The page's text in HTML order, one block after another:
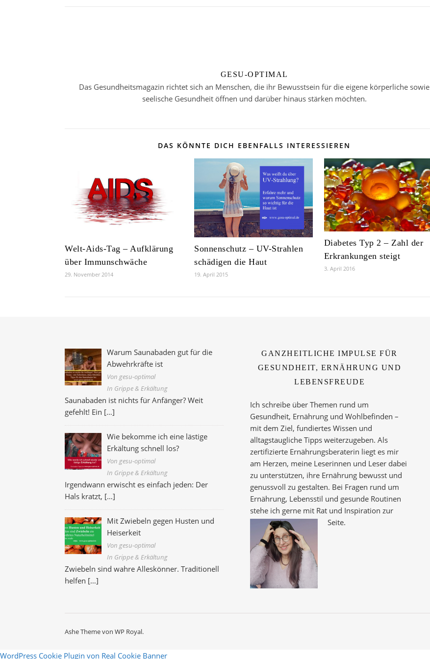
GESU-OPTIMAL
Das Gesundheitsmagazin richtet sich an Menschen, die ihr Bewusstsein für die eigene körperliche sowie
seelische Gesundheit öffnen und darüber hinaus stärken möchten.
DAS KÖNNTE DICH EBENFALLS INTERESSIEREN
Welt-Aids-Tag – Aufklärung
über Immunschwäche
29. November 2014
Sonnenschutz – UV-Strahlen
schädigen die Haut
19. April 2015
Diabetes Typ 2 – Zahl der
Erkrankungen steigt
3. April 2016
Warum Saunabaden gut für die
Abwehrkräfte ist
Von gesu-optimal
In Grippe & Erkältung
Saunabaden ist nichts für Anfänger? Weit
gefehlt! Ein […]
Wie bekomme ich eine lästige
Erkältung schnell los?
Von gesu-optimal
In Grippe & Erkältung
Irgendwann erwischt es einfach jeden: Der
Hals kratzt, […]
Mit Zwiebeln gegen Husten und
Heiserkeit
Von gesu-optimal
In Grippe & Erkältung
Zwiebeln sind wahre Alleskönner. Traditionell
helfen […]
GANZHEITLICHE IMPULSE FÜR
GESUNDHEIT, ERNÄHRUNG UND
LEBENSFREUDE
Ich schreibe über Themen rund um
Gesundheit, Ernährung und Wohlbefinden –
mit dem Ziel, fundiertes Wissen und
alltagstaugliche Tipps weiterzugeben. Als
zertifizierte Ernährungsberaterin liegt es mir
am Herzen, meine Leserinnen und Leser dabei
zu unterstützen, ihre Ernährung bewusst und
genussvoll zu gestalten. Bei Fragen rund um
Ernährung, Lebensstil und gesunde Routinen
stehe ich gerne mit Rat und Inspiration zur
Seite.
Ashe Theme von WP Royal.
WordPress Cookie Plugin von Real Cookie Banner